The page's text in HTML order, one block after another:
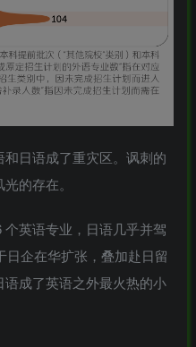
日语成了重灾区。讽刺的
的存在。
个英语专业，日语几乎并驾
日企在华扩张，叠加赴日留
成了英语之外最火热的小